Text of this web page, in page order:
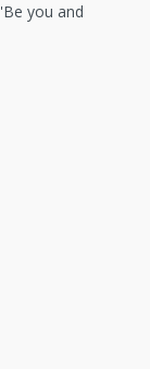
you and